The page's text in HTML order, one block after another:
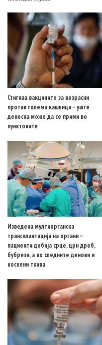
Стигнаа вакцините за возрасни
против голема кашлица – уште
денеска може да се прими во
пунктовите
Изведена мултиорганска
трансплантација на органи –
пациенти добија срце, црн дроб,
бубрези, а во следните денови и
коскени ткива